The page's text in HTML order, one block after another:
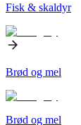
Fisk & skaldyr
Brød og mel
Brød og mel